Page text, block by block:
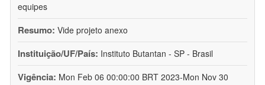
equipes
Resumo: Vide projeto anexo
Instituição/UF/País: Instituto Butantan - SP - Brasil
Vigência: Mon Feb 06 00:00:00 BRT 2023-Mon Nov 30